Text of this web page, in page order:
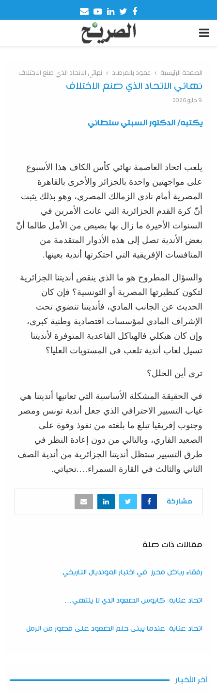
Facebook
Twitter
Linkedin
Youtube
Email
PRIMARY
الصفحة الرئيسية عمود بالمرصاد نهائي الاتحاد الذي صنع الاختلاف
نهائي الاتحاد الذي صنع الاختلاف
9 مايو 2026
يكتبه/ الدكتور السبتي سلطاني
يلعب اتحاد العاصمة نهائي كأس الكاف هذا الأسبوع
على مواجهتين واحدة بالجزائر والأخرى بالقاهرة
المصرية أمام نادي الزمالك المصري، وهو بذلك يثبت
أنّ كرة القدم الجزائرية التي عانت الأمرين في
السنوات الأخيرة ما زال بها بصيص من الأمل طالما أنّ
بعض الأندية تصل إلى هذه الأدوار المتقدمة من
المنافسات الإفريقية التي احتكرتها أندية بعينها.
والسؤال المطروح هو ما الذي ينقص أنديتنا الجزائرية
لتكون كنظيرتها المصرية أو التونسية؟ فإن كان
الحديث عن الجانب المادي، فأنديتنا تنضوي تحت
الإشراف المادي لمؤسسات اقتصادية وطنية كبرى،
وإن كان هيكلي فالهياكل القاعدية المتوفرة لأنديتنا
تسيل لعاب أندية تلعب في المستويات العليا؟
ترى أين الخلل؟
في الحقيقة المشكلة الأساسية التي تعانيها أنديتنا هي
غياب التسيير الاحترافي الذي جعل أندية تونس ومصر
وجنوب إفريقيا تبلغ ما بلغته من نفوذ وقوة على
الصعيد القاري، وبالتالي من دون إعادة النظر في
طرق التسيير ستظل أنديتنا الجزائرية من أندية الصف
الثاني والثالث في القارة السمراء….تحياتي.
مشاركة
مقالات ذات صلة
رفقاء رياض محرز في اختبار المونديال التاريخي
اتحاد عنابة: كابوس الصعود الذي لا ينتهي…
اتحاد عنابة: عندما يبنى حلم الصعود على قصور من الرمل
آخر الأخبار